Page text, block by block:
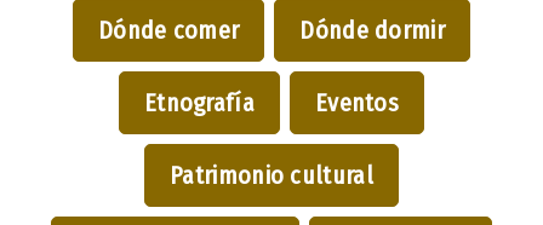
Dónde comer Dónde dormir
Etnografía Eventos
Patrimonio cultural